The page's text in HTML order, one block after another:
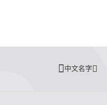
中文名字